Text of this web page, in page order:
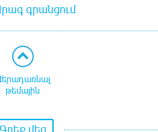
գրանցում
թեմային